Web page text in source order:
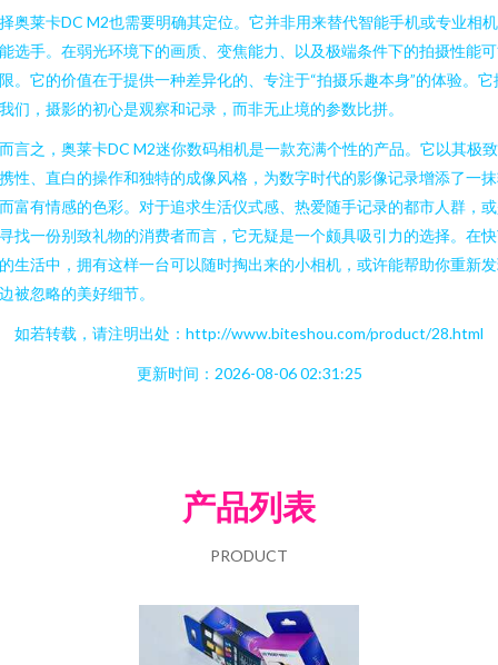
奥莱卡DC M2也需要明确其定位。它并非用来替代智能手机或专业相
选手。在弱光环境下的画质、变焦能力、以及极端条件下的拍摄性能
。它的价值在于提供一种差异化的、专注于“拍摄乐趣本身”的体验。它
们，摄影的初心是观察和记录，而非无止境的参数比拼。
言之，奥莱卡DC M2迷你数码相机是一款充满个性的产品。它以其极
性、直白的操作和独特的成像风格，为数字时代的影像记录增添了一
富有情感的色彩。对于追求生活仪式感、热爱随手记录的都市人群，
找一份别致礼物的消费者而言，它无疑是一个颇具吸引力的选择。在
生活中，拥有这样一台可以随时掏出来的小相机，或许能帮助你重新
被忽略的美好细节。
如若转载，请注明出处：http://www.biteshou.com/product/28.html
更新时间：2026-08-06 02:31:25
产品列表
PRODUCT